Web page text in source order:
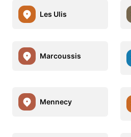
Les Ulis
Marcoussis
Mennecy